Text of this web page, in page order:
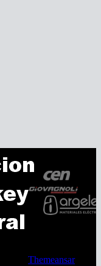
Themeansar